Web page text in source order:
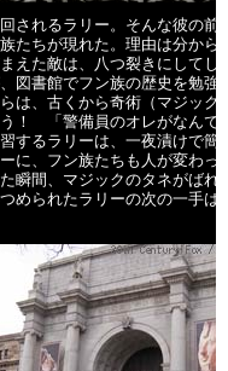
されるラリー。そんな彼の前
たちが現れた。理由は分から
えた敵は、八つ裂きにしてし
図書館でフン族の歴史を勉強
は、古くから奇術（マジック
！ 「警備員のオレがなんで
するラリーは、一夜漬けで簡
に、フン族たちも人が変わっ
瞬間、マジックのタネがばれ
められたラリーの次の一手は